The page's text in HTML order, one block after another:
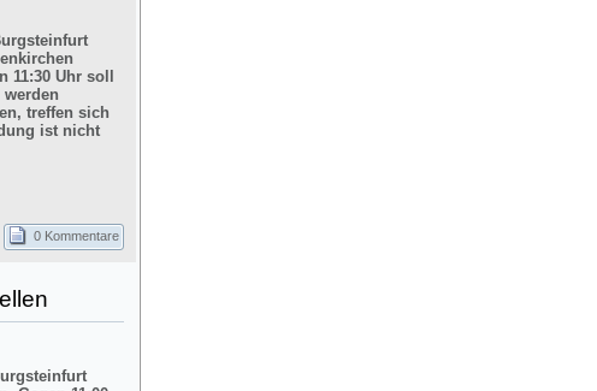
11:30 Uhr soll
treffen sich
ist nicht
0 Kommentare